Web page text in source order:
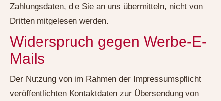
Zahlungsdaten, die Sie an uns übermitteln, nicht von
Dritten mitgelesen werden.
Widerspruch gegen Werbe-E-
Mails
Der Nutzung von im Rahmen der Impressumspflicht
veröffentlichten Kontaktdaten zur Übersendung von